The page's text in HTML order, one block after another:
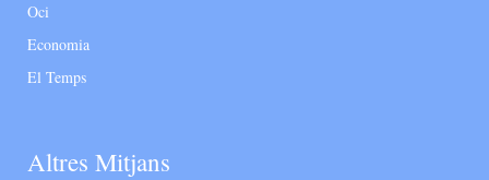
Oci
Economia
El Temps
Altres Mitjans